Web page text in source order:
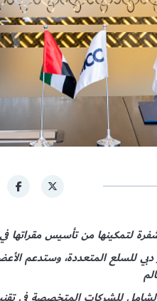
للسلع المتعددة، وستدعم